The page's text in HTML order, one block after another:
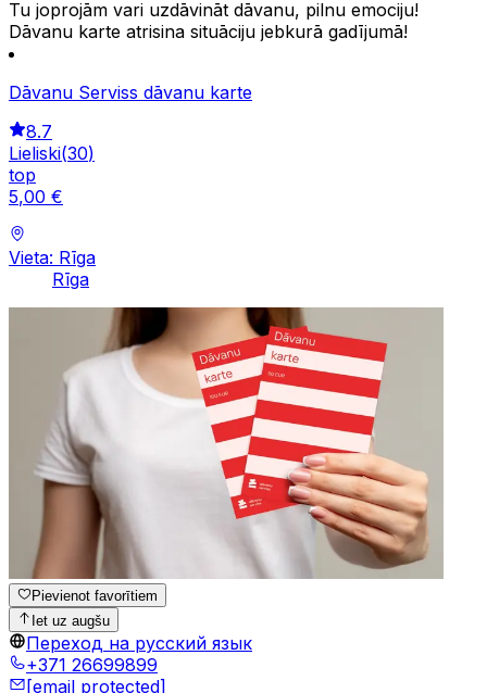
Tu joprojām vari uzdāvināt dāvanu, pilnu emociju!
Dāvanu karte atrisina situāciju jebkurā gadījumā!
Dāvanu Serviss dāvanu karte
8.7
Lieliski(30)
top
5,00 €
Vieta: Rīga
Rīga
Pievienot favorītiem
Iet uz augšu
Переход на русский язык
+371 26699899
[email protected]